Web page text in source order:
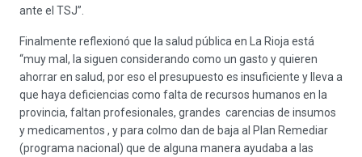
ante el TSJ”.
Finalmente reflexionó que la salud pública en La Rioja está
“muy mal, la siguen considerando como un gasto y quieren
ahorrar en salud, por eso el presupuesto es insuficiente y lleva a
que haya deficiencias como falta de recursos humanos en la
provincia, faltan profesionales, grandes carencias de insumos
y medicamentos , y para colmo dan de baja al Plan Remediar
(programa nacional) que de alguna manera ayudaba a las